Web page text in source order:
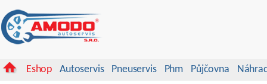
Eshop Autoservis Pneuservis Phm Půjčovna